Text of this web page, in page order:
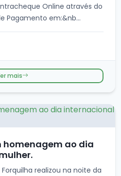
Online através do
Pagamento em:&nb...
mais
homenagem ao dia
realizou na noite da